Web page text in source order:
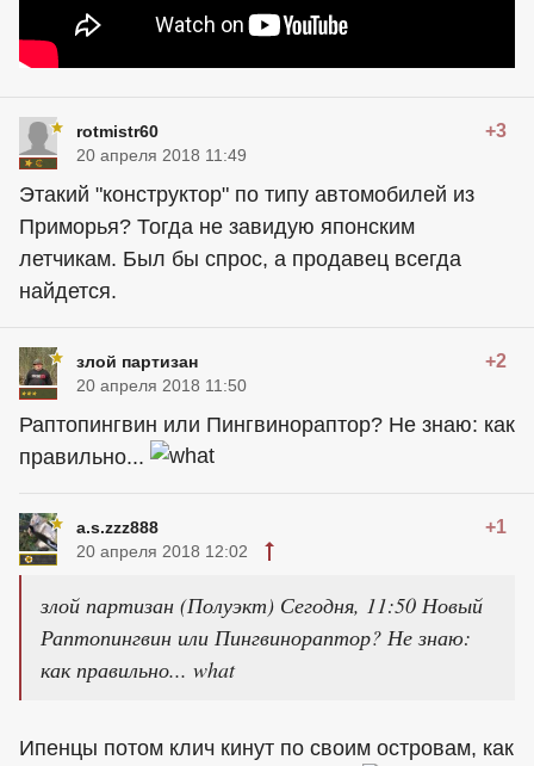
rotmistr60 +3
20 апреля 2018 11:49
Этакий "конструктор" по типу автомобилей из
Приморья? Тогда не завидую японским
летчикам. Был бы спрос, а продавец всегда
найдется.
злой партизан +2
20 апреля 2018 11:50
Раптопингвин или Пингвинораптор? Не знаю: как
правильно...
a.s.zzz888 +1
20 апреля 2018 12:02
злой партизан (Полуэкт) Сегодня, 11:50 Новый
Раптопингвин или Пингвинораптор? Не знаю:
как правильно... what
Ипенцы потом клич кинут по своим островам, как